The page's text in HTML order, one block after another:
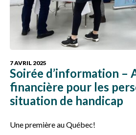
7 AVRIL 2025
Soirée d’information –
financière pour les
situation de handicap
Une première au Québec!